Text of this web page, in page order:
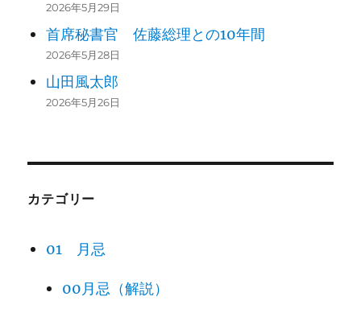
2026年5月29日
首席秘書官 佐藤総理との10年間
2026年5月28日
山田風太郎
2026年5月26日
カテゴリー
01 月忌
00月忌（解説）